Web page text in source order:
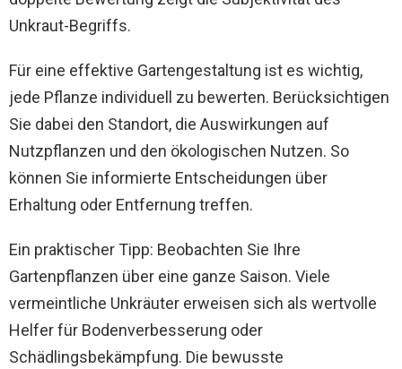
Unkraut-Begriffs.
Für eine effektive Gartengestaltung ist es wichtig,
jede Pflanze individuell zu bewerten. Berücksichtigen
Sie dabei den Standort, die Auswirkungen auf
Nutzpflanzen und den ökologischen Nutzen. So
können Sie informierte Entscheidungen über
Erhaltung oder Entfernung treffen.
Ein praktischer Tipp: Beobachten Sie Ihre
Gartenpflanzen über eine ganze Saison. Viele
vermeintliche Unkräuter erweisen sich als wertvolle
Helfer für Bodenverbesserung oder
Schädlingsbekämpfung. Die bewusste